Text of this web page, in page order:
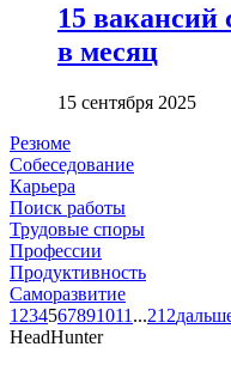
15 вакансий
в месяц
15 сентября 2025
Резюме
Собеседование
Карьера
Поиск работы
Трудовые споры
Профессии
Продуктивность
Саморазвитие
1 234567891011 ...212
HeadHunter